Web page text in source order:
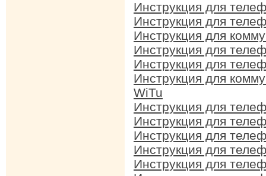
Инструкция для
Инструкция для
Инструкция для
Инструкция для
Инструкция для
Инструкция для
WiTu
Инструкция для
Инструкция для
Инструкция для
Инструкция для
Инструкция для